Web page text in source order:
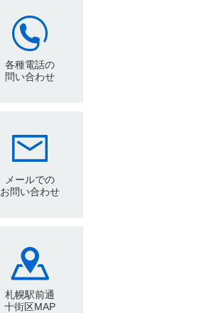
各種電話の
問い合わせ
メールでの
お問い合わせ
札幌駅前通
十街区MAP